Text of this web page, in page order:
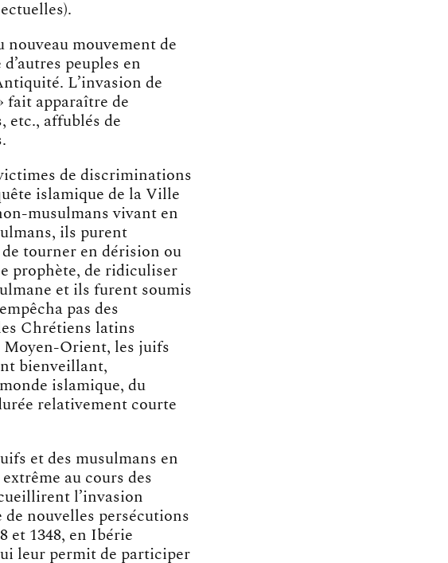
nouveau mouvement de
peuples en
L’invasion de
fait apparaître de
etc., affublés de
de discriminations
islamique de la Ville
musulmans vivant en
ils purent
tourner en dérision ou
prophète, de ridiculiser
et ils furent soumis
pas des
Chrétiens latins
Orient, les juifs
bienveillant,
islamique, du
relativement courte
et des musulmans en
au cours des
l’invasion
nouvelles persécutions
et 1348, en Ibérie
leur permit de participer